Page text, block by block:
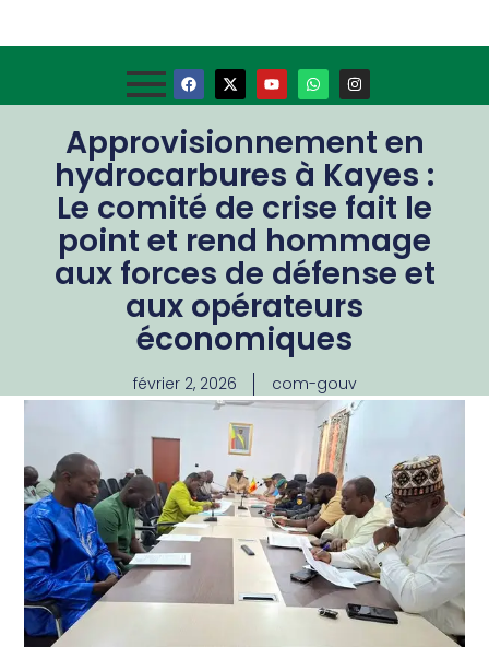
Approvisionnement en
hydrocarbures à Kayes :
Le comité de crise fait le
point et rend hommage
aux forces de défense et
aux opérateurs
économiques
février 2, 2026 com-gouv